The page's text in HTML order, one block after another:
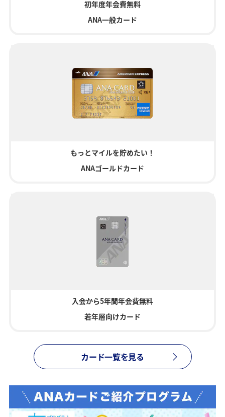
初年度年会費無料
ANA一般カード
もっとマイルを貯めたい！
ANAゴールドカード
入会から5年間年会費無料
若年層向けカード
カード一覧を見る